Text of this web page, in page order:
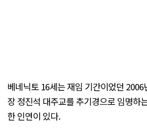
베네닉토 16세는 재임 기간이었던
장 정진석 대주교를 추기경으로 임명하
한 인연이 있다.